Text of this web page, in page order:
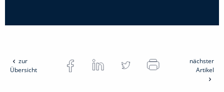
zur
Übersicht
nächster
Artikel